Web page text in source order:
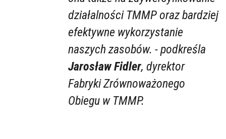
działalności TMMP oraz bardziej
efektywne wykorzystanie
naszych zasobów. - podkreśla
Jarosław Fidler, dyrektor
Fabryki Zrównoważonego
Obiegu w TMMP.